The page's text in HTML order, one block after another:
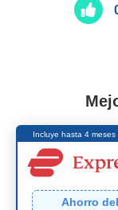
Incluye hasta 4 meses
Ahorro del